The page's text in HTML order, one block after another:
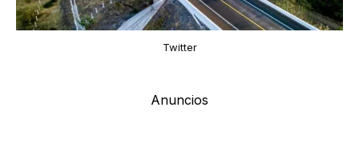
Twitter
Anuncios